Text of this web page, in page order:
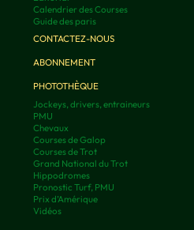
Calendrier des Courses
Guide des paris
CONTACTEZ-NOUS
ABONNEMENT
PHOTOTHÈQUE
Jockeys, drivers, entraineurs
PMU
Chevaux
Courses de Galop
Courses de Trot
Grand National du Trot
Hippodromes
Pronostic Turf, PMU
Prix d’Amérique
Vidéos